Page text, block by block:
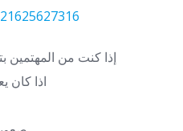
إذا كنت من المهتمين
اذا كان